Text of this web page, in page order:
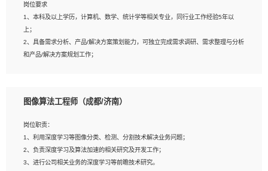
岗位要求：
1、全日制统招本科及以上学历，计算机相关专业毕业，5年以上开发工作经验；
2、具有扎实的java编程功底和良好的编码习惯，有分布式、多线程及高并发系统开
发经验和性能调优经验尤佳；熟悉JVM调优；掌握基础中间件、基础架构方案和云
平台、云产品功能特性，熟练使用相关平台的功能和了解其背后实现机制；
研发管理流程建设经验；
种常用框架和技术Springboot、Shiro、springcloud等；熟悉Linux常用命令和了解
常用脚本语言，较丰富的线上系统运维经验，复杂问题排查思路清晰。
岗位要求
1、本科及以上学历，计算机、数学、统计学等相关专业，同行业工作经验5年以
上；
2、具备需求分析、产品/解决方案策划能力，可独立完成需求调研、需求整理与分析
和产品/解决方案规划工作；
相关的解决方案，包括视频分析、图像识别、NLP、OCR、机器学习等；
AI算法框架，对人脸识别、目标检测、图像识别、OCR、NLP等AI算法有深刻理
解。具有AI平台级产品/解决方案从业经验者优先。具有大数据技术背景者优先；
6、具备良好的客户意识与沟通能力，善于学习思考、创新与团队协作，认真负责、
执行力与抗压力强。
图像算法工程师（成都/济南）
岗位职责：
1、利用深度学习等图像分类、检测、分割技术解决业务问题；
2、负责深度学习及算法加速的相关研究及开发工作；
3、进行公司相关业务的深度学习等前瞻技术研究。